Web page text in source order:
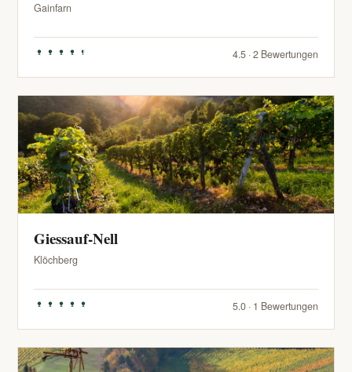
Gainfarn
4.5 · 2 Bewertungen
Giessauf-Nell
Klöchberg
5.0 · 1 Bewertungen